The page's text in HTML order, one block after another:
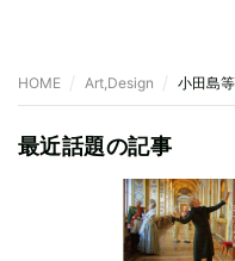
HOME Art,Design 小田島
最近話題の記事